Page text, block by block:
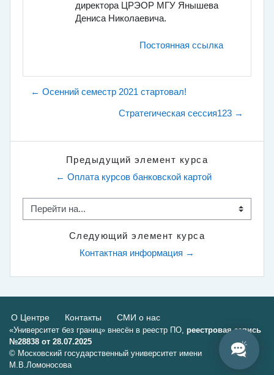
директора ЦРЭОР МГУ Янышева
Дениса Николаевича.
Постоянная ссылка
← Осенний семестр 2021 стартовал!
Стратегическая сессия123 →
Предыдущий элемент курса
← Оплата курсов банковской картой
Перейти на...
Следующий элемент курса
Контактная информация →
О Центре Контакты СМИ о нас
«Университет без границ» внесён в реестр ПО, реестровая запись
№28838 от 28.07.2025
© Московский государственный университет имени
М.В.Ломоносова